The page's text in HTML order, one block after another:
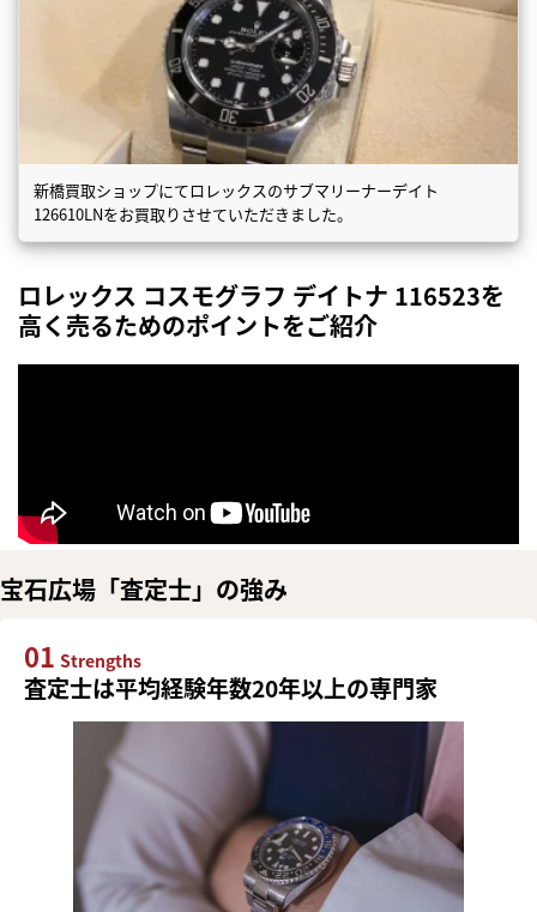
新橋買取ショップにてロレックスのサブマリーナーデイト
126610LNをお買取りさせていただきました。
ロレックス コスモグラフ デイトナ 116523を
高く売るためのポイントをご紹介
宝石広場「査定士」の強み
01 Strengths
査定士は平均経験年数20年以上の専門家